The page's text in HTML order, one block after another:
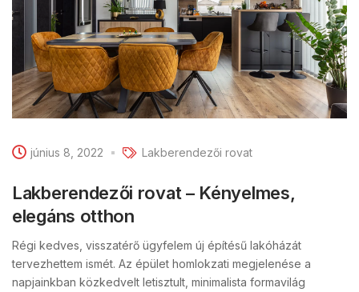
június 8, 2022 Lakberendezői rovat
Lakberendezői rovat – Kényelmes,
elegáns otthon
Régi kedves, visszatérő ügyfelem új építésű lakóházát
tervezhettem ismét. Az épület homlokzati megjelenése a
napjainkban közkedvelt letisztult, minimalista formavilág